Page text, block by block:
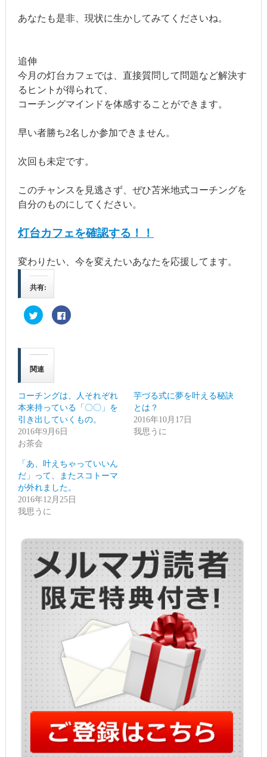
あなたも是非、現状に生かしてみてくださいね。
追伸
今月の灯台カフェでは、直接質問して問題など解決す
るヒントが得られて、
コーチングマインドを体感することができます。
早い者勝ち2名しか参加できません。
次回も未定です。
このチャンスを見逃さず、ぜひ苫米地式コーチングを
自分のものにしてください。
灯台カフェを確認する！！
変わりたい、今を変えたいあなたを応援してます。
共有:
ク
リ
て
Twitter
で
共
(新
し
い
ウ
ィ
ン
ド
ウ
で
開
ま
す)
Facebook
で
ク
し
て
く
だ
さ
い
ウ
ィ
ン
ド
ウ
で
開
関連
コーチングは、人それぞれ
本来持っている「〇〇」を
引き出していくもの。
2016年9月6日
お茶会
芋づる式に夢を叶える秘訣
とは？
2016年10月17日
我思うに
「あ、叶えちゃっていいん
だ」って、またスコトーマ
が外れました。
2016年12月25日
我思うに